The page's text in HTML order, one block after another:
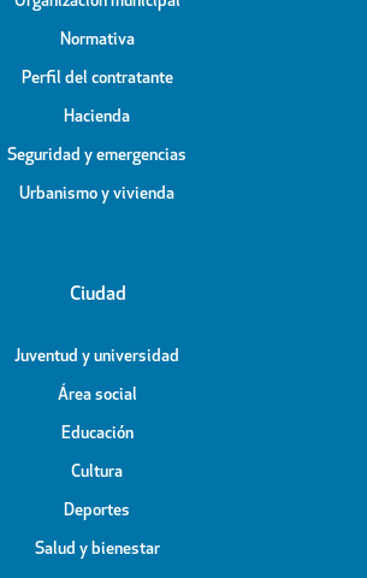
Normativa
Perfil del contratante
Hacienda
Seguridad y emergencias
Urbanismo y vivienda
Ciudad
Juventud y universidad
Área social
Educación
Cultura
Deportes
Salud y bienestar